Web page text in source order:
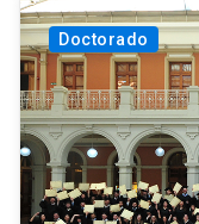
Doctorado